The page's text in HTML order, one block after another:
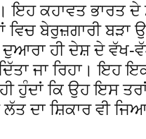
ਇਹ ਕਹਾਵਤ ਭਾਰਤ ਦੇ
ਵਿਚ ਬੇਰੁਜ਼ਗਾਰੀ
ਦੁਆਰਾ ਹੀ ਦੇਸ਼ ਦੇ ਵੱਖ-
ਜਾ ਰਿਹਾ। ਇਹ
ਹੁੰਦਾਂ ਕਿ ਉਹ ਇਸ
ਦਾ ਸ਼ਿਕਾਰ ਵੀ